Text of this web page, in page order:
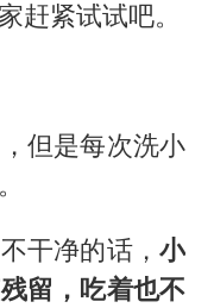
赶紧试试吧。
但是每次洗小
干净的话，小
留，吃着也不